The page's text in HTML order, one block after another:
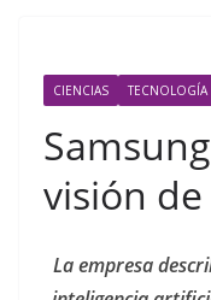
CIENCIAS TECNOLOGÍA
visión de
La empresa